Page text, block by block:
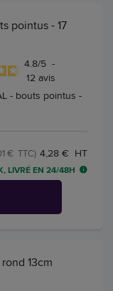
pointus - 17
4.8/5 -
12 avis
- bouts pointus -
4,28 € HT
€ TTC)
LIVRÉ EN 24/48H
13cm